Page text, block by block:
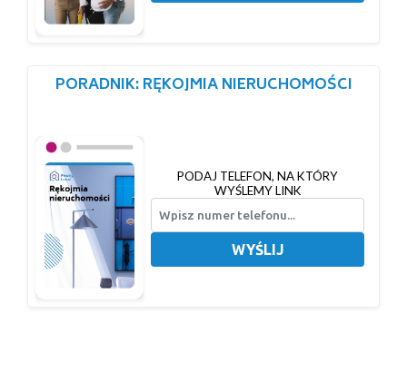
PORADNIK: RĘKOJMIA NIERUCHOMOŚCI
PODAJ TELEFON, NA KTÓRY
WYŚLEMY LINK
WYŚLIJ